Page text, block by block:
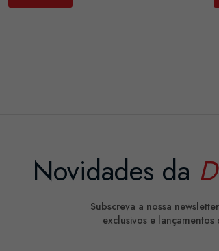
Novidades da
Subscreva a nossa
exclusivos e